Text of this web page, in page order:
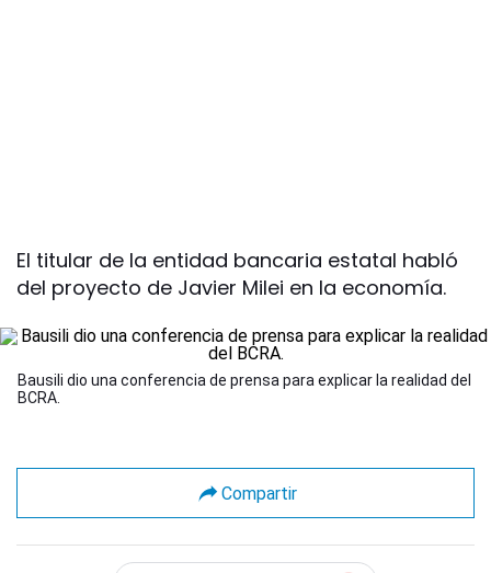
El titular de la entidad bancaria estatal habló
del proyecto de Javier Milei en la economía.
Bausili dio una conferencia de prensa para explicar la realidad del
BCRA.
Compartir